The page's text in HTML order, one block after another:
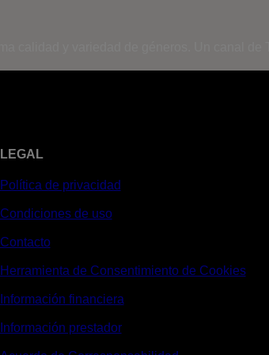
LEGAL
Política de privacidad
Condiciones de uso
Contacto
Herramienta de Consentimiento de Cookies
Información financiera
Información prestador